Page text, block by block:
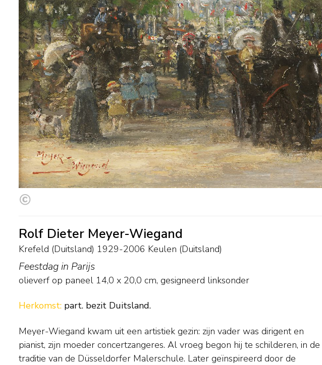
Rolf Dieter Meyer-Wiegand
Krefeld (Duitsland) 1929-2006 Keulen (Duitsland)
Feestdag in Parijs
olieverf op paneel 14,0 x 20,0 cm, gesigneerd linksonder
Herkomst: part. bezit Duitsland.
Meyer-Wiegand kwam uit een artistiek gezin: zijn vader was dirigent en
pianist, zijn moeder concertzangeres. Al vroeg begon hij te schilderen, in de
traditie van de Düsseldorfer Malerschule. Later geïnspireerd door de
(rivier)landschappen, havens, parkscènes, volksfeesten en levendige
stadsgezichten, geschilderd met een losse toets. Meyer-Wiegand werkte in
Keulen en Düsseldorf en maakte talrijke buitenlandse studiereizen. Zo